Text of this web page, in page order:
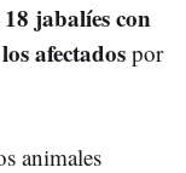
jabalíes con
afectados por
animales